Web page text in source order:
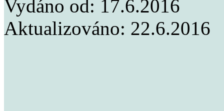
Vydáno od: 17.6.2016
Aktualizováno: 22.6.2016